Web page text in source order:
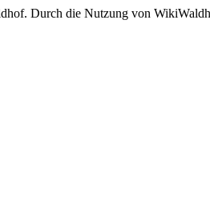
Durch die Nutzung von